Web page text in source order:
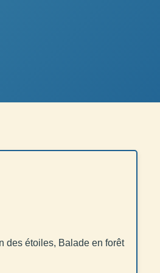
des étoiles, Balade en forêt